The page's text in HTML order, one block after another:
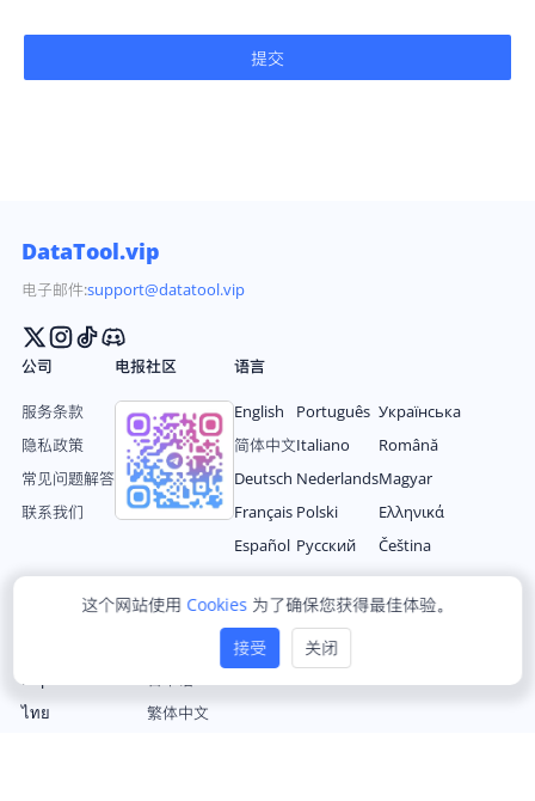
提交
DataTool.vip
电子邮件:support@datatool.vip
公司
服务条款
隐私政策
常见问题解答
联系我们
电报社区 语言
English
简体中文
Deutsch
Français
Español
Português
Italiano
Nederlands
Polski
Русский
Українська
Română
Magyar
Ελληνικά
Čeština
Filipino
ไทย
한국어
繁体中文
这个网站使用 Cookies 为了确保您获得最佳体验。
接受
关闭